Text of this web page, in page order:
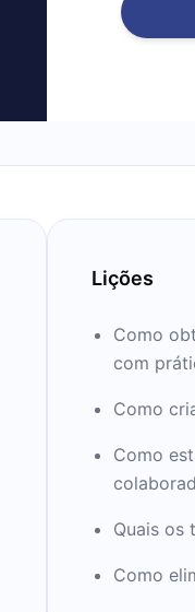
Lições
Como
com
Como
Como
Quais os
Como